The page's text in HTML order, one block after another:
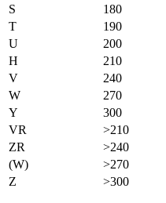
S
180
T
190
U
200
H
210
V
240
W
270
Y
300
VR
>210
ZR
>240
(W)
>270
Z
>300